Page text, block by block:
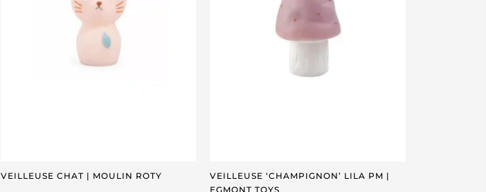
VEILLEUSE CHAT | MOULIN ROTY
VEILLEUSE ‘CHAMPIGNON’ LILA PM |
EGMONT TOYS